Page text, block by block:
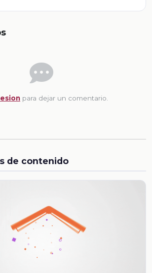
para dejar un comentario.
de contenido